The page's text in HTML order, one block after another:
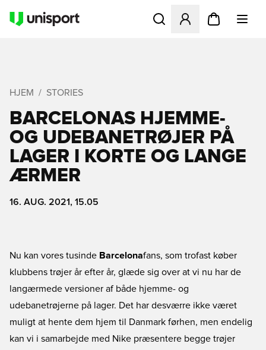
Åbner en Modal til at
HJEM STORIES
BARCELONAS HJEMME-
OG UDEBANETRØJER PÅ
LAGER I KORTE OG LANGE
ÆRMER
16. AUG. 2021, 15.05
Nu kan vores tusinde Barcelonafans, som trofast køber
klubbens trøjer år efter år, glæde sig over at vi nu har de
langærmede versioner af både hjemme- og
udebanetrøjerne på lager. Det har desværre ikke været
muligt at hente dem hjem til Danmark førhen, men endelig
kan vi i samarbejde med Nike præsentere begge trøjer